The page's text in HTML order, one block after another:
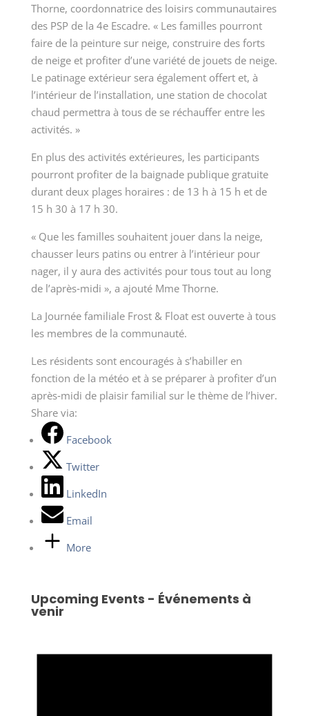
Thorne, coordonnatrice des loisirs communautaires
des PSP de la 4e Escadre. « Les familles pourront
faire de la peinture sur neige, construire des forts
de neige et profiter d’une variété de jouets de neige.
Le patinage extérieur sera également offert et, à
l’intérieur de l’installation, une station de chocolat
chaud permettra à tous de se réchauffer entre les
activités. »
En plus des activités extérieures, les participants
pourront profiter de la baignade publique gratuite
durant deux plages horaires : de 13 h à 15 h et de
15 h 30 à 17 h 30.
« Que les familles souhaitent jouer dans la neige,
chausser leurs patins ou entrer à l’intérieur pour
nager, il y aura des activités pour tous tout au long
de l’après‑midi », a ajouté Mme Thorne.
La Journée familiale Frost & Float est ouverte à tous
les membres de la communauté.
Les résidents sont encouragés à s’habiller en
fonction de la météo et à se préparer à profiter d’un
après‑midi de plaisir familial sur le thème de l’hiver.
Share via:
Facebook
Twitter
LinkedIn
Email
More
Upcoming Events - Événements à
venir